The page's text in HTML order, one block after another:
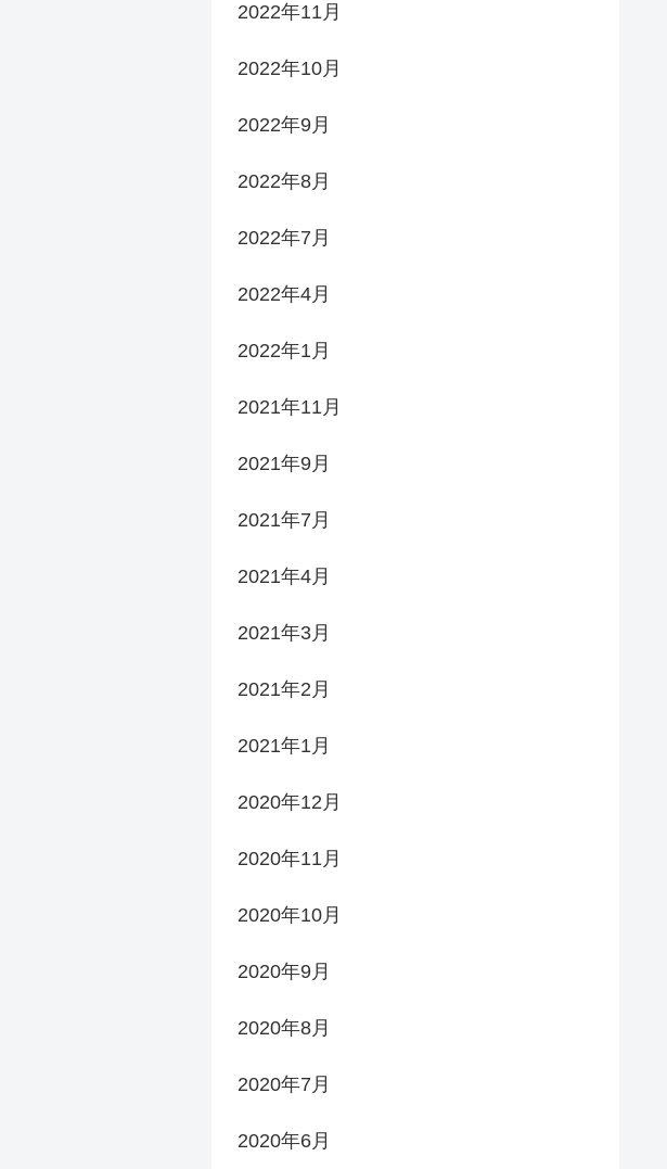
2022年11月
2022年10月
2022年9月
2022年8月
2022年7月
2022年4月
2022年1月
2021年11月
2021年9月
2021年7月
2021年4月
2021年3月
2021年2月
2021年1月
2020年12月
2020年11月
2020年10月
2020年9月
2020年8月
2020年7月
2020年6月